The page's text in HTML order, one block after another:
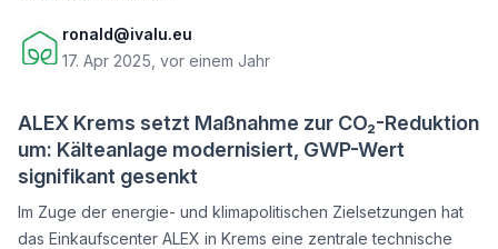
ronald@ivalu.eu
17. Apr 2025, vor einem Jahr
ALEX Krems setzt Maßnahme zur CO₂-Reduktion
um: Kälteanlage modernisiert, GWP-Wert
signifikant gesenkt
Im Zuge der energie- und klimapolitischen Zielsetzungen hat
das Einkaufscenter ALEX in Krems eine zentrale technische